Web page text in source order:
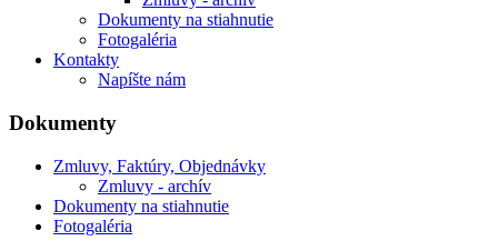
Dokumenty na stiahnutie
Fotogaléria
Kontakty
Napíšte nám
Dokumenty
Zmluvy, Faktúry, Objednávky
Zmluvy - archív
Dokumenty na stiahnutie
Fotogaléria